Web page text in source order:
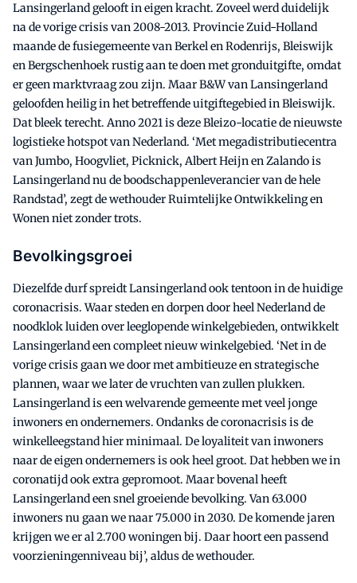
Lansingerland gelooft in eigen kracht. Zoveel werd duidelijk
na de vorige crisis van 2008-2013. Provincie Zuid-Holland
maande de fusiegemeente van Berkel en Rodenrijs, Bleiswijk
en Bergschenhoek rustig aan te doen met gronduitgifte, omdat
er geen marktvraag zou zijn. Maar B&W van Lansingerland
geloofden heilig in het betreffende uitgiftegebied in Bleiswijk.
Dat bleek terecht. Anno 2021 is deze Bleizo-locatie de nieuwste
logistieke hotspot van Nederland. ‘Met megadistributiecentra
van Jumbo, Hoogvliet, Picknick, Albert Heijn en Zalando is
Lansingerland nu de boodschappenleverancier van de hele
Randstad’, zegt de wethouder Ruimtelijke Ontwikkeling en
Wonen niet zonder trots.
Bevolkingsgroei
Diezelfde durf spreidt Lansingerland ook tentoon in de huidige
coronacrisis. Waar steden en dorpen door heel Nederland de
noodklok luiden over leeglopende winkelgebieden, ontwikkelt
Lansingerland een compleet nieuw winkelgebied. ‘Net in de
vorige crisis gaan we door met ambitieuze en strategische
plannen, waar we later de vruchten van zullen plukken.
Lansingerland is een welvarende gemeente met veel jonge
inwoners en ondernemers. Ondanks de coronacrisis is de
winkelleegstand hier minimaal. De loyaliteit van inwoners
naar de eigen ondernemers is ook heel groot. Dat hebben we in
coronatijd ook extra gepromoot. Maar bovenal heeft
Lansingerland een snel groeiende bevolking. Van 63.000
inwoners nu gaan we naar 75.000 in 2030. De komende jaren
krijgen we er al 2.700 woningen bij. Daar hoort een passend
voorzieningenniveau bij’, aldus de wethouder.